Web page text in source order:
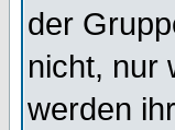
der
nicht, nur
werden